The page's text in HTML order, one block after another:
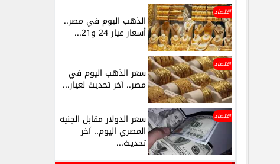
اقتصاد
الذهب اليوم في مصر..
أسعار عيار 24 و21...
اقتصاد
سعر الذهب اليوم في
مصر.. آخر تحديث لعيار...
اقتصاد سعر الدولار مقابل الجنيه
المصري اليوم.. آخر
تحديث...